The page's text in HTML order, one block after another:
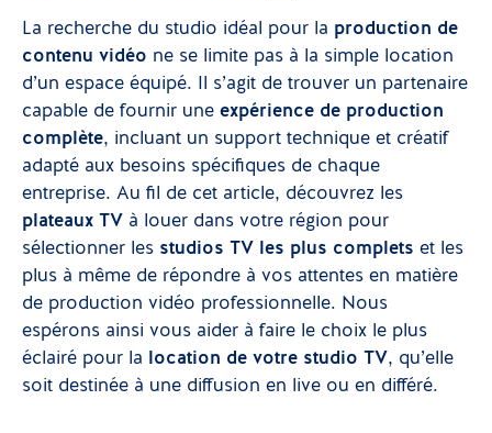
La recherche du studio idéal pour la production de
contenu vidéo ne se limite pas à la simple location
d’un espace équipé. Il s’agit de trouver un partenaire
capable de fournir une expérience de production
complète, incluant un support technique et créatif
adapté aux besoins spécifiques de chaque
entreprise. Au fil de cet article, découvrez les
plateaux TV à louer dans votre région pour
sélectionner les studios TV les plus complets et les
plus à même de répondre à vos attentes en matière
de production vidéo professionnelle. Nous
espérons ainsi vous aider à faire le choix le plus
éclairé pour la
location de votre studio TV, qu’elle
soit destinée à une diffusion en live ou en différé.